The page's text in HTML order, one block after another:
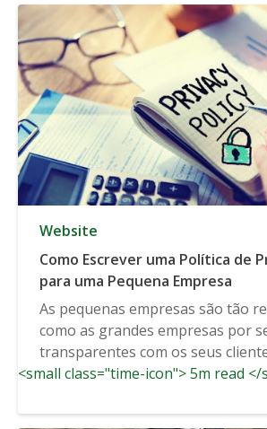
Website
Como Escrever uma Política de
para uma Pequena Empresa
As pequenas empresas são tão
como as grandes empresas por
transparentes com os seus
<small class="time-icon"> 5m read </